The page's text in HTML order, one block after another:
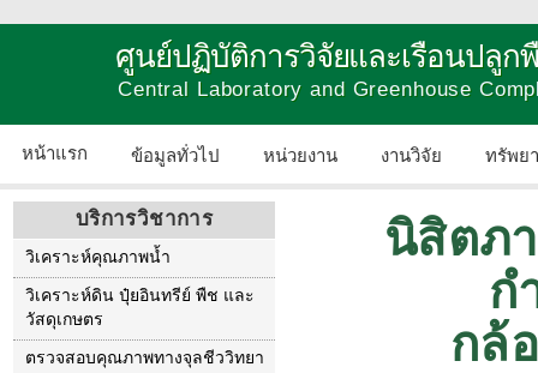
ศูนย์ปฏิบัติการวิจัยและเรือนปลูก
Central Laboratory and Greenhouse
หน้าแรก ข้อมูลทั่วไป หน่วยงาน งานวิจัย ทรัพย
บริการวิชาการ
วิเคราะห์คุณภาพน้ำ
วิเคราะห์ดิน ปุ๋ยอินทรีย์ พืช และ
วัสดุเกษตร
ตรวจสอบคุณภาพทางจุลชีววิทยา
นิสิตภ
ก
กล้